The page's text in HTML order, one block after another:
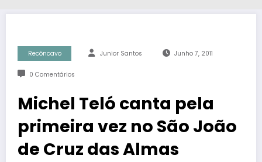
Recôncavo Junior Santos Junho 7, 2011
0 Comentários
Michel Teló canta pela
primeira vez no São João
de Cruz das Almas